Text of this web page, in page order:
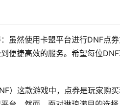
虽然使用卡盟平台进行DNF点
便捷高效的服务。希望每位
）这款游戏中，点券是玩家购